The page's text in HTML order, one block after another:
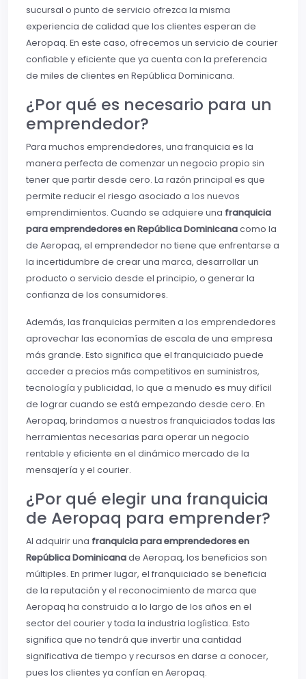
sucursal o punto de servicio ofrezca la misma
experiencia de calidad que los clientes esperan de
Aeropaq. En este caso, ofrecemos un servicio de courier
confiable y eficiente que ya cuenta con la preferencia
de miles de clientes en República Dominicana.
¿Por qué es necesario para un
emprendedor?
Para muchos emprendedores, una franquicia es la
manera perfecta de comenzar un negocio propio sin
tener que partir desde cero. La razón principal es que
permite reducir el riesgo asociado a los nuevos
emprendimientos. Cuando se adquiere una franquicia
para emprendedores en República Dominicanacomo la
de Aeropaq, el emprendedor no tiene que enfrentarse a
la incertidumbre de crear una marca, desarrollar un
producto o servicio desde el principio, o generar la
confianza de los consumidores.
Además, las franquicias permiten a los emprendedores
aprovechar las economías de escala de una empresa
más grande. Esto significa que el franquiciado puede
acceder a precios más competitivos en suministros,
tecnología y publicidad, lo que a menudo es muy difícil
de lograr cuando se está empezando desde cero. En
Aeropaq, brindamos a nuestros franquiciados todas las
herramientas necesarias para operar un negocio
rentable y eficiente en el dinámico mercado de la
mensajería y el courier.
¿Por qué elegir una franquicia
de Aeropaq para emprender?
Al adquirir una franquicia para emprendedores en
República Dominicanade Aeropaq, los beneficios son
múltiples. En primer lugar, el franquiciado se beneficia
de la reputación y el reconocimiento de marca que
Aeropaq ha construido a lo largo de los años en el
sector del courier y toda la industria logíistica. Esto
significa que no tendrá que invertir una cantidad
significativa de tiempo y recursos en darse a conocer,
pues los clientes ya confían en Aeropaq.